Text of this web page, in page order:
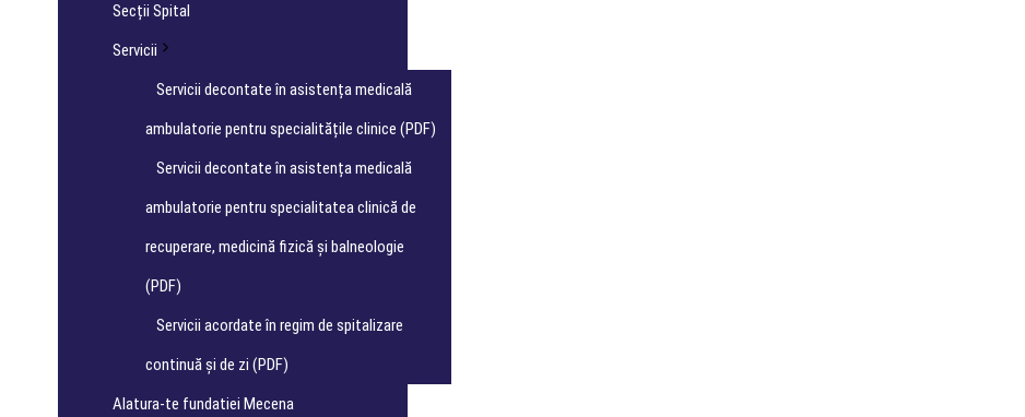
Secții Spital
Servicii
Servicii decontate în asistența medicală
ambulatorie pentru specialitățile clinice (PDF)
Servicii decontate în asistența medicală
ambulatorie pentru specialitatea clinică de
recuperare, medicină fizică și balneologie
(PDF)
Servicii acordate în regim de spitalizare
continuă și de zi (PDF)
Alatura-te fundatiei Mecena